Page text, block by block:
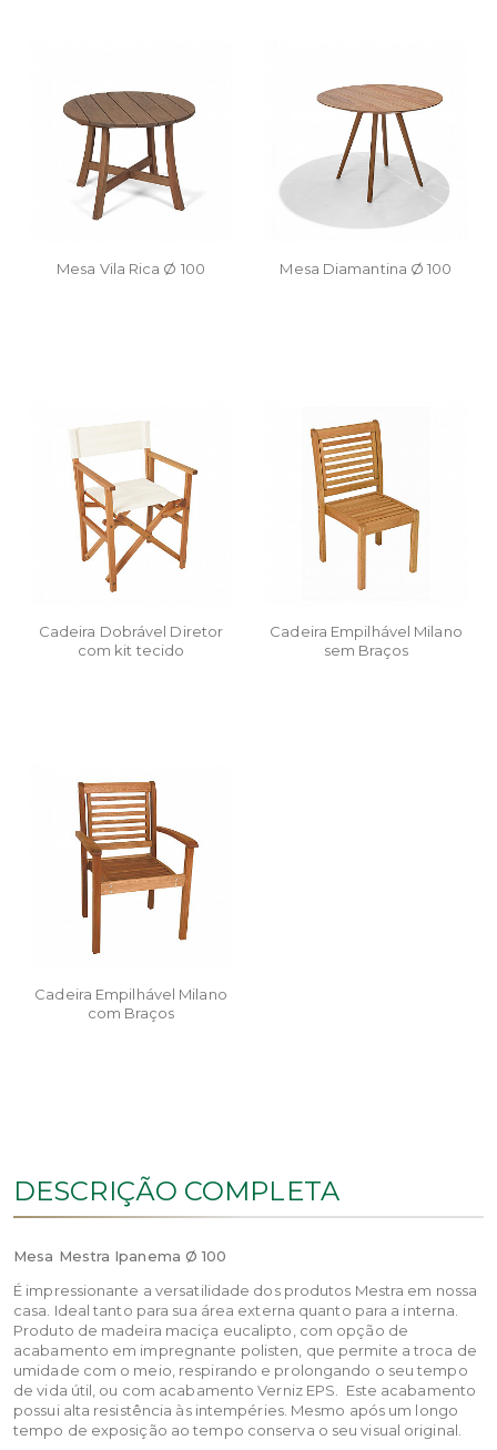
Mesa Vila Rica Ø 100 Mesa Diamantina Ø 100
Cadeira Dobrável Diretor
com kit tecido
Cadeira Empilhável Milano
sem Braços
Cadeira Empilhável Milano
com Braços
DESCRIÇÃO COMPLETA
Mesa Mestra Ipanema Ø 100
É impressionante a versatilidade dos produtos Mestra em nossa
casa. Ideal tanto para sua área externa quanto para a interna.
Produto de madeira maciça eucalipto, com opção de
acabamento em impregnante polisten, que permite a troca de
umidade com o meio, respirando e prolongando o seu tempo
de vida útil, ou com acabamento Verniz EPS. Este acabamento
possui alta resistência às intempéries. Mesmo após um longo
tempo de exposição ao tempo conserva o seu visual original.